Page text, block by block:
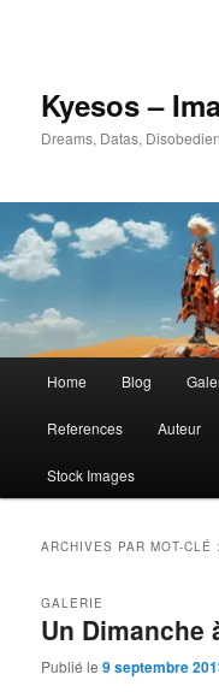
Kyesos –
Dreams, Datas,
principal
Home Blog
References Auteur
Stock Images
ARCHIVES PAR MOT-
Un Dimanche
GALERIE
Publié le9 septembre